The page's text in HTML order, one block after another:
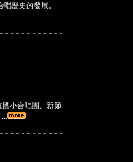
歷史的發展。
小合唱團、新節
...